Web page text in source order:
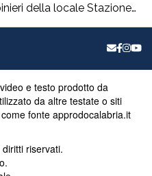
della locale Stazione
flagranza di reato, un
residente a Zungri. L’uomo
responsabile del
e testo prodotto da
da altre testate o siti
fonte approdocalabria.it
riservati.